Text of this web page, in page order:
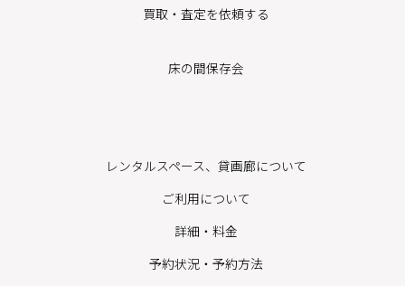
買取・査定を依頼する
床の間保存会
レンタルスペース、貸画廊について
ご利用について
詳細・料金
予約状況・予約方法